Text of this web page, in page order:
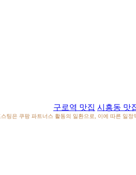
구로역 맛집 시흥동 맛
스팅은 쿠팡 파트너스 활동의 일환으로, 이에 따른 일정